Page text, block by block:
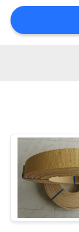
行
理
に